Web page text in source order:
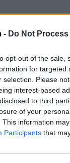
- Do Not
opt-out of the sale,
for targeted
selection. Please
interest-based
to third
of your
This information
Participants that